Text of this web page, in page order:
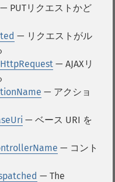
— PUTリクエストかど
— リクエストがル
— AJAXリ
— アクショ
— ベース URI を
— コント
— The